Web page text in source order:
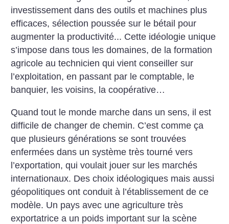
investissement dans des outils et machines plus
efficaces, sélection poussée sur le bétail pour
augmenter la productivité... Cette idéologie unique
s’impose dans tous les domaines, de la formation
agricole au technicien qui vient conseiller sur
l’exploitation, en passant par le comptable, le
banquier, les voisins, la coopérative…
Quand tout le monde marche dans un sens, il est
difficile de changer de chemin. C’est comme ça
que plusieurs générations se sont trouvées
enfermées dans un système très tourné vers
l’exportation, qui voulait jouer sur les marchés
internationaux. Des choix idéologiques mais aussi
géopolitiques ont conduit à l’établissement de ce
modèle. Un pays avec une agriculture très
exportatrice a un poids important sur la scène